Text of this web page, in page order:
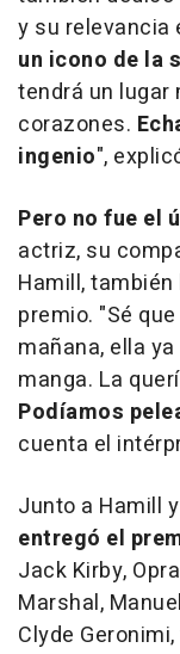
y su relevancia
un icono de la
tendrá un lugar
corazones.
ingenio",
Pero no fue el
actriz, su
Hamill,
premio. "Sé
mañana, ella
manga. La
Podíamos
cuenta el
Junto a Hamill
entregó el
Jack Kirby,
Marshal,
Clyde